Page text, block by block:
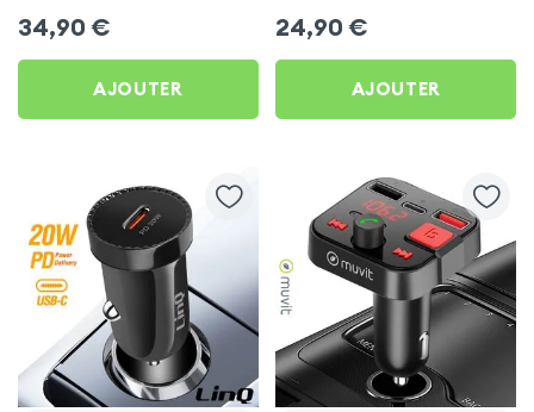
Voiture USB C + USB -
Swissten
34,90 €
AJOUTER
Chargeur Voiture USB C
et USB - XO
24,90 €
AJOUTER